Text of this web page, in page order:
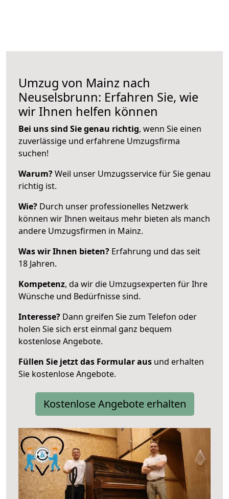
Umzug von Mainz nach
Neuselsbrunn: Erfahren Sie, wie
wir Ihnen helfen können
Bei uns sind Sie genau richtig, wenn Sie einen
zuverlässige und erfahrene Umzugsfirma
suchen!
Warum?Weil unser Umzugsservice für Sie genau
richtig ist.
Wie? Durch unser professionelles Netzwerk
können wir Ihnen weitaus mehr bieten als manch
andere Umzugsfirmen in Mainz.
Was wir Ihnen bieten? Erfahrung und das seit
18 Jahren.
Kompetenz, da wir die Umzugsexperten für Ihre
Wünsche und Bedürfnisse sind.
Interesse? Dann greifen Sie zum Telefon oder
holen Sie sich erst einmal ganz bequem
kostenlose Angebote.
Füllen Sie jetzt das Formular aus und erhalten
Sie kostenlose Angebote.
Kostenlose Angebote erhalten